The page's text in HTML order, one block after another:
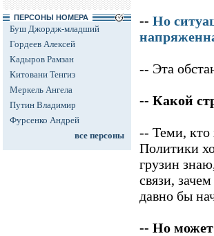
ПЕРСОНЫ НОМЕРА
Буш Джордж-младший
Гордеев Алексей
Кадыров Рамзан
Китовани Тенгиз
Меркель Ангела
Путин Владимир
Фурсенко Андрей
все персоны
-- Но
-- Эта
-- Какой
-- Теми, кто
Политики
грузин
связи,
давно бы
-- Но может